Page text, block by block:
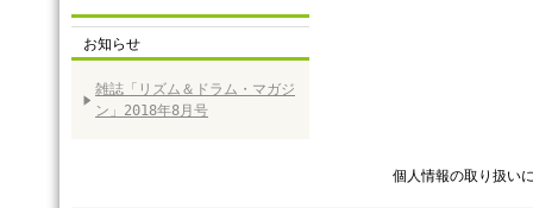
お知らせ
雑誌「リズム＆ドラム・マガジ
ン」2018年8月号
個人情報の取り扱い